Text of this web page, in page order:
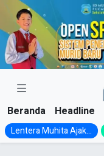
Skip
content
Beranda Headline
Lentera Muhita Ajak...